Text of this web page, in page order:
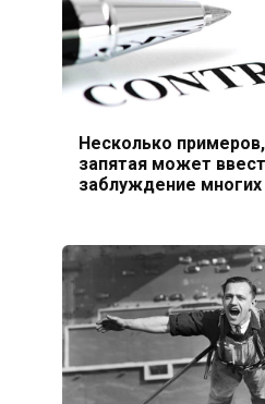
Несколько
запятая может
заблуждение